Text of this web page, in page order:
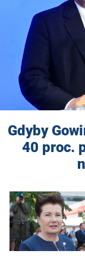
Gdyby
40 proc.